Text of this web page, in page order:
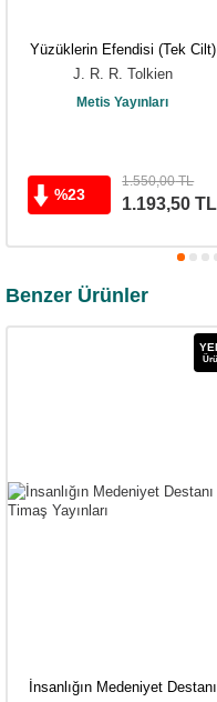
Yüzüklerin Efendisi (Tek Cilt)
J. R. R. Tolkien
Metis Yayınları
%23
1.550,00TL
1.193,50 TL
Benzer Ürünler
İnsanlığın Medeniyet Destanı